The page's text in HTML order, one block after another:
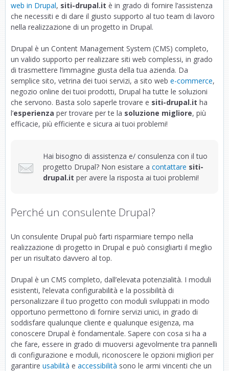
web in Drupal, siti-drupal.it è in grado di fornire l’assistenza
che necessiti e di dare il giusto supporto al tuo team di lavoro
nella realizzazione di un progetto in Drupal.
Drupal è un Content Management System (CMS) completo,
un valido supporto per realizzare siti web complessi, in grado
di trasmettere l’immagine giusta della tua azienda. Da
semplice sito, vetrina dei tuoi servizi, a sito web e-commerce,
negozio online dei tuoi prodotti, Drupal ha tutte le soluzioni
che servono. Basta solo saperle trovare e siti-drupal.it ha
l’esperienza per trovare per te la soluzione migliore, più
efficacie, più efficiente e sicura ai tuoi problemi!
Hai bisogno di assistenza e/ consulenza con il tuo
progetto Drupal? Non esistare a contattare siti-
drupal.it per avere la risposta ai tuoi problemi!
Perché un consulente Drupal?
Un consulente Drupal può farti risparmiare tempo nella
realizzazione di progetto in Drupal e può consigliarti il meglio
per un risultato davvero al top.
Drupal è un CMS completo, dall’elevata potenzialità. I moduli
esistenti, l’elevata configurabilità e la possibilità di
personalizzare il tuo progetto con moduli sviluppati in modo
opportuno permettono di fornire servizi unici, in grado di
soddisfare qualunque cliente e qualunque esigenza, ma
conoscere Drupal è fondamentale. Sapere con cosa si ha a
che fare, essere in grado di muoversi agevolmente tra pannelli
di configurazione e moduli, riconoscere le opzioni migliori per
garantire usabilità e accessibilità sono le armi vincenti che un